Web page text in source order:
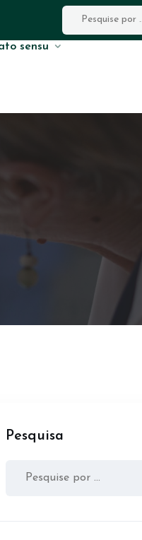
sensu
Pesquisa